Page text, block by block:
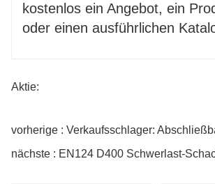
kostenlos ein Angebot, ein
oder einen ausführlichen
Aktie: